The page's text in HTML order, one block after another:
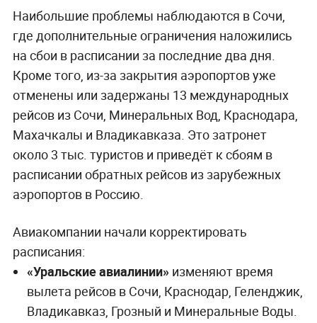
Наибольшие проблемы наблюдаются в Сочи,
где дополнительные ограничения наложились
на сбои в расписании за последние два дня.
Кроме того, из-за закрытия аэропортов уже
отменены или задержаны 13 международных
рейсов из Сочи, Минеральных Вод, Краснодара,
Махачкалы и Владикавказа. Это затронет
около 3 тыс. туристов и приведёт к сбоям в
расписании обратных рейсов из зарубежных
аэропортов в Россию.
Авиакомпании начали корректировать
расписания:
«Уральские авиалинии»изменяют время
вылета рейсов в Сочи, Краснодар, Геленджик,
Владикавказ, Грозный и Минеральные Воды.